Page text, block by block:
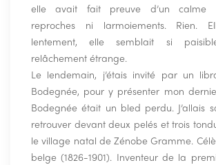
elle avait fait preuve d’un calme
reproches ni larmoiements. Rien.
lentement, elle semblait si
relâchement étrange.
Le lendemain, j’étais invité par un
Bodegnée, pour y présenter mon
Bodegnée était un bled perdu. J’allais
retrouver devant deux pelés et trois
le village natal de Zénobe Gramme.
belge (1826-1901). Inventeur de la